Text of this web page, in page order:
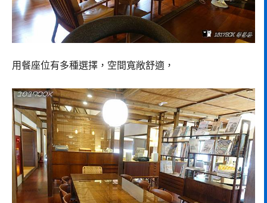
用餐座位有多種選擇，空間寬敞舒適，